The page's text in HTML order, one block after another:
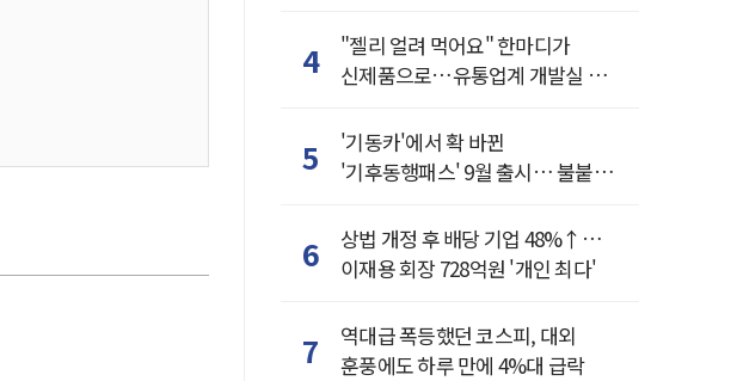
4
"젤리 얼려 먹어요" 한마디가
신제품으로…유통업계 개발실 된
5
'기동카'에서 확 바뀐
'기후동행패스' 9월 출시… 불붙은
6
상법 개정 후 배당 기업 48%↑…
이재용 회장 728억원 '개인 최다'
7
역대급 폭등했던 코스피, 대외
훈풍에도 하루 만에 4%대 급락